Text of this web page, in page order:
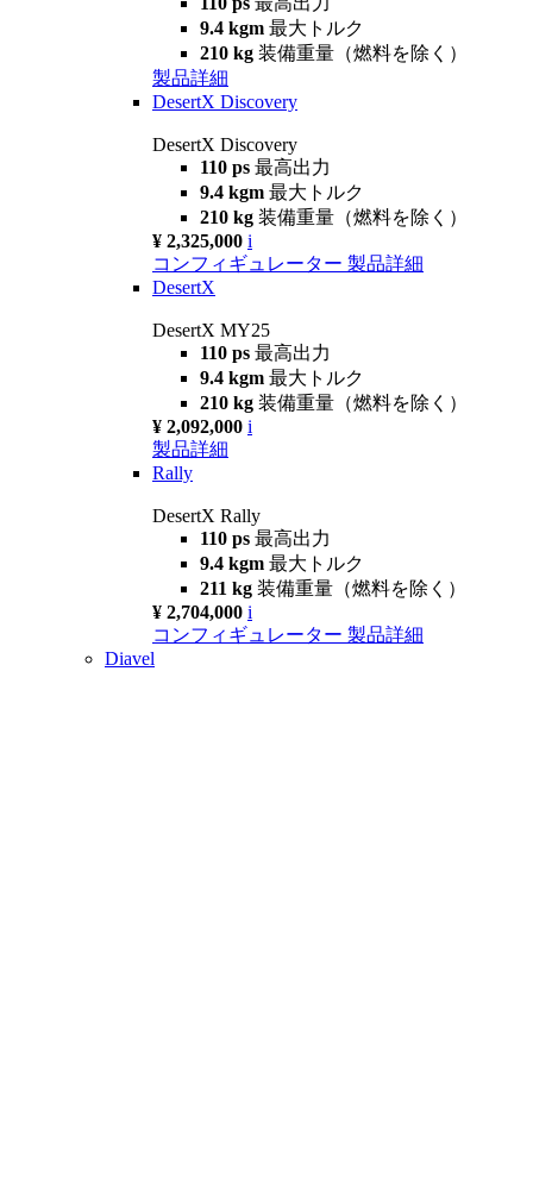
9.4 kgm 最大トルク
210 kg 装備重量（燃料を除く）
製品詳細
DesertX Discovery
DesertX Discovery
110 ps 最高出力
9.4 kgm 最大トルク
210 kg 装備重量（燃料を除く）
¥ 2,325,000 i
コンフィギュレーター 製品詳細
DesertX
DesertX MY25
110 ps 最高出力
9.4 kgm 最大トルク
210 kg 装備重量（燃料を除く）
¥ 2,092,000 i
製品詳細
Rally
DesertX Rally
110 ps 最高出力
9.4 kgm 最大トルク
211 kg 装備重量（燃料を除く）
¥ 2,704,000 i
コンフィギュレーター 製品詳細
Diavel